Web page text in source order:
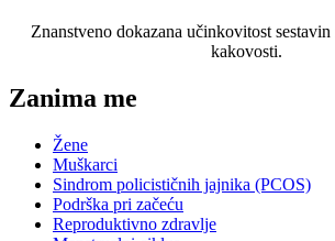
Znanstveno dokazana učinkovitost
kakovosti.
Zanima me
Žene
Muškarci
Sindrom policističnih jajnika (PCOS)
Podrška pri začeću
Reproduktivno zdravlje